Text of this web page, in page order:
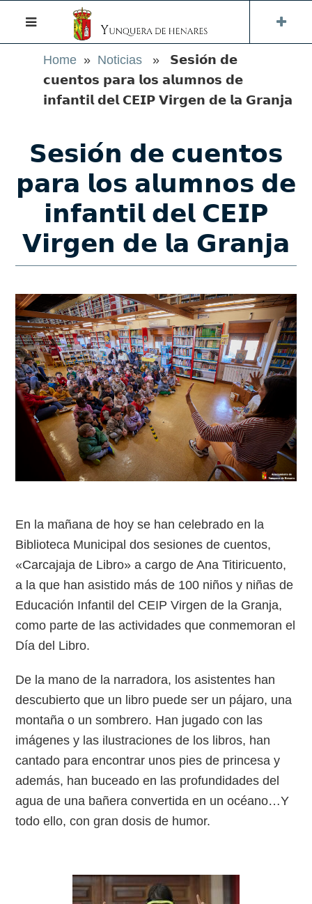
Home » Noticias » 𝗦𝗲𝘀𝗶𝗼́𝗻 𝗱𝗲
𝗰𝘂𝗲𝗻𝘁𝗼𝘀 𝗽𝗮𝗿𝗮 𝗹𝗼𝘀 𝗮𝗹𝘂𝗺𝗻𝗼𝘀 𝗱𝗲
𝗶𝗻𝗳𝗮𝗻𝘁𝗶𝗹 𝗱𝗲𝗹 𝗖𝗘𝗜𝗣 𝗩𝗶𝗿𝗴𝗲𝗻 𝗱𝗲 𝗹𝗮 𝗚𝗿𝗮𝗻𝗷𝗮
𝗦𝗲𝘀𝗶𝗼́𝗻 𝗱𝗲 𝗰𝘂𝗲𝗻𝘁𝗼𝘀
𝗽𝗮𝗿𝗮 𝗹𝗼𝘀 𝗮𝗹𝘂𝗺𝗻𝗼𝘀 𝗱𝗲
𝗶𝗻𝗳𝗮𝗻𝘁𝗶𝗹 𝗱𝗲𝗹 𝗖𝗘𝗜𝗣
𝗩𝗶𝗿𝗴𝗲𝗻 𝗱𝗲 𝗹𝗮 𝗚𝗿𝗮𝗻𝗷𝗮
En la mañana de hoy se han celebrado en la
Biblioteca Municipal dos sesiones de cuentos,
«Carcajaja de Libro» a cargo de Ana Titiricuento,
a la que han asistido más de 100 niños y niñas de
Educación Infantil del CEIP Virgen de la Granja,
como parte de las actividades que conmemoran el
Día del Libro.
De la mano de la narradora, los asistentes han
descubierto que un libro puede ser un pájaro, una
montaña o un sombrero. Han jugado con las
imágenes y las ilustraciones de los libros, han
cantado para encontrar unos pies de princesa y
además, han buceado en las profundidades del
agua de una bañera convertida en un océano…Y
todo ello, con gran dosis de humor.